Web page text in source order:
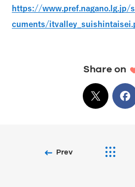
https://www.pref.nagano.lg.jp/
cuments/
Share on
Xでシェ
Prev